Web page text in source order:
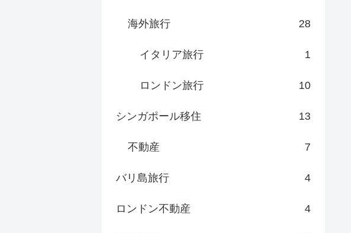
海外旅行 28
イタリア旅行 1
ロンドン旅行 10
シンガポール移住 13
不動産 7
バリ島旅行 4
ロンドン不動産 4